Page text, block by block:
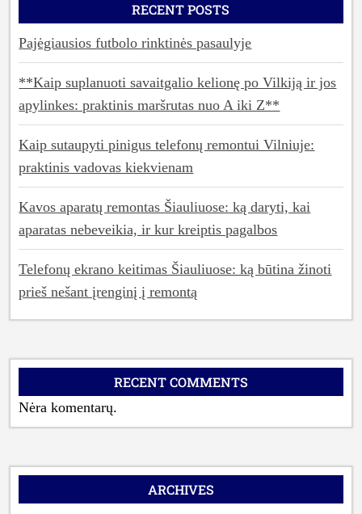
RECENT POSTS
Pajėgiausios futbolo rinktinės pasaulyje
**Kaip suplanuoti savaitgalio kelionę po Vilkiją ir jos
apylinkes: praktinis maršrutas nuo A iki Z**
Kaip sutaupyti pinigus telefonų remontui Vilniuje:
praktinis vadovas kiekvienam
Kavos aparatų remontas Šiauliuose: ką daryti, kai
aparatas nebeveikia, ir kur kreiptis pagalbos
Telefonų ekrano keitimas Šiauliuose: ką būtina žinoti
prieš nešant įrenginį į remontą
RECENT COMMENTS
Nėra komentarų.
ARCHIVES